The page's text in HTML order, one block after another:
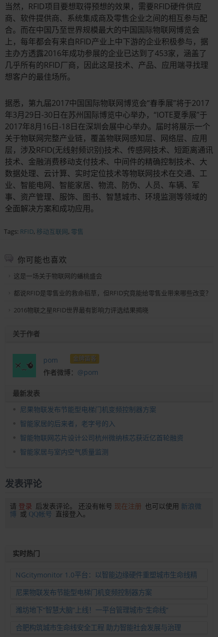
当然，RFID项目要想取得预想的效果，需要RFID硬件供应
商、软件提供商、系统集成商及零售企业之间的相互参与配
合。而在中国乃至世界规模最大的中国国际物联网博览会
上，每年都会有来自RFID产业上中下游的企业积极参与，据
主办方透露2016年成功参展的企业已达到了453家，涵盖了
几乎所有的RFID厂商，因此这是技术、产品、应用端寻找理
想客户的最佳场所。
据悉，第九届2017中国国际物联网博览会“春季展”将于2017
年3月29日-30日在苏州国际博览中心举办，“IOTE夏季展”于
2017年8月16日-18日在深圳会展中心举办。届时将展示一个
关于物联网完整产业链，覆盖物联网感知层、网络层、应用
层，涉及RFID(无线射频识别)技术、传感网技术、短距离通讯
技术、金融消费移动支付技术、中间件的精确控制技术、大
数据处理、云计算、实时定位技术等物联网技术在交通、工
业、智能电网、智能家居、物流、防伪、人员、车辆、军
事、资产管理、服饰、图书、智慧城市、环境监测等领域的
全面解决方案和成功应用。
Tags: RFID, 移动互联网, 零售
你可能也喜欢
这是一场关于物联网的蟠桃盛会
都说RFID是零售业的救命稻草，但RFID究竟能给零售业带来哪些改变？
2016物联之星RFID世界最有影响力评选结果揭晓
关于作者
pom 金牌笛客
作者微博： @pom
最新发表
尼果物联发布节能型电梯门机变频控制器方案
智能家居的后来者，老字号的入
智能物联网芯片设计公司杭州微纳核芯获近亿首轮融资
智能家居与室内空气质量监测
发表评论
请 登录 后发表评论。 还没有帐号 现在注册 也可以使用 新浪微
博 或 QQ帐号 直接登入。
实时热门
NGcitymonitor 1.0平台：以智能边缘硬件重塑城市生命线精
准运维新范式
尼果物联发布节能型电梯门机变频控制器方案
潍坊地下“智慧大脑”上线！一平台管理城市“生命线”
合肥构筑城市生命线安全工程 助力智能社会发展与治理